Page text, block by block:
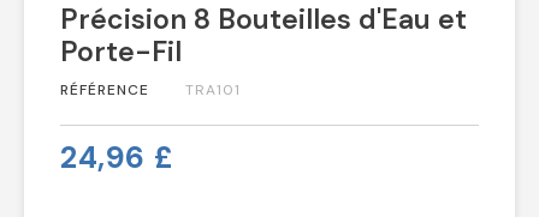
Précision 8 Bouteilles d'Eau et
Porte-Fil
RÉFÉRENCE TRA101
24,96 £